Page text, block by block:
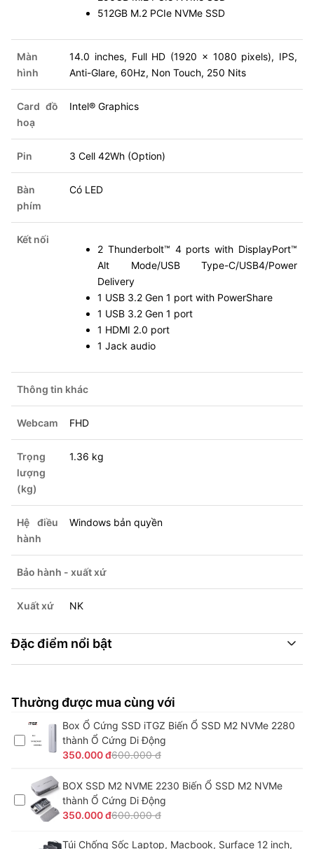
512GB M.2 PCIe NVMe SSD
Màn
hình
14.0 inches, Full HD (1920 x 1080 pixels), IPS,
Anti-Glare, 60Hz, Non Touch, 250 Nits
Card đồ
hoạ
Intel® Graphics
Pin 3 Cell 42Wh (Option)
Bàn
phím
Có LED
Kết nối
2 Thunderbolt™ 4 ports with DisplayPort™
Alt Mode/USB Type-C/USB4/Power
Delivery
1 USB 3.2 Gen 1 port with PowerShare
1 USB 3.2 Gen 1 port
1 HDMI 2.0 port
1 Jack audio
Thông tin khác
Webcam FHD
Trọng
lượng
(kg)
1.36 kg
Hệ điều
hành
Windows bản quyền
Bảo hành - xuất xứ
Xuất xứ NK
Đặc điểm nổi bật
Thường được mua cùng với
Box Ổ Cứng SSD iTGZ Biến Ổ SSD M2 NVMe 2280
thành Ổ Cứng Di Động
350.000 đ600.000 đ
BOX SSD M2 NVME 2230 Biến Ổ SSD M2 NVMe
thành Ổ Cứng Di Động
350.000 đ600.000 đ
Túi Chống Sốc Laptop, Macbook, Surface 12 inch,